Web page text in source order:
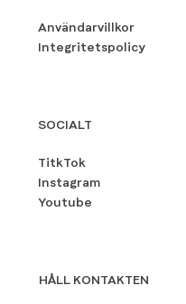
Användarvillkor
Integritetspolicy
SOCIALT
TitkTok
Instagram
Youtube
HÅLL KONTAKTEN